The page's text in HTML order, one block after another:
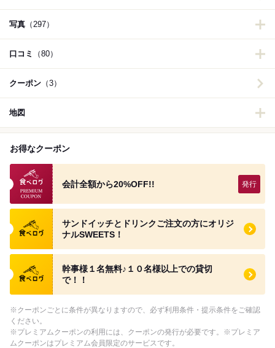
写真 （297）
口コミ （80）
クーポン （3）
地図
お得なクーポン
食べログのプレミアムクーポン
会計全額から20%OFF!!
食べログ クーポン
サンドイッチとドリンクご注文の方にオリジ
ナルSWEETS！
食べログ クーポン
幹事様１名無料♪１０名様以上での貸切
で！！
※クーポンごとに条件が異なりますので、必ず利用条件・提示条件をご確認
ください。
※プレミアムクーポンの利用には、クーポンの発行が必要です。※プレミア
ムクーポンはプレミアム会員限定のサービスです。